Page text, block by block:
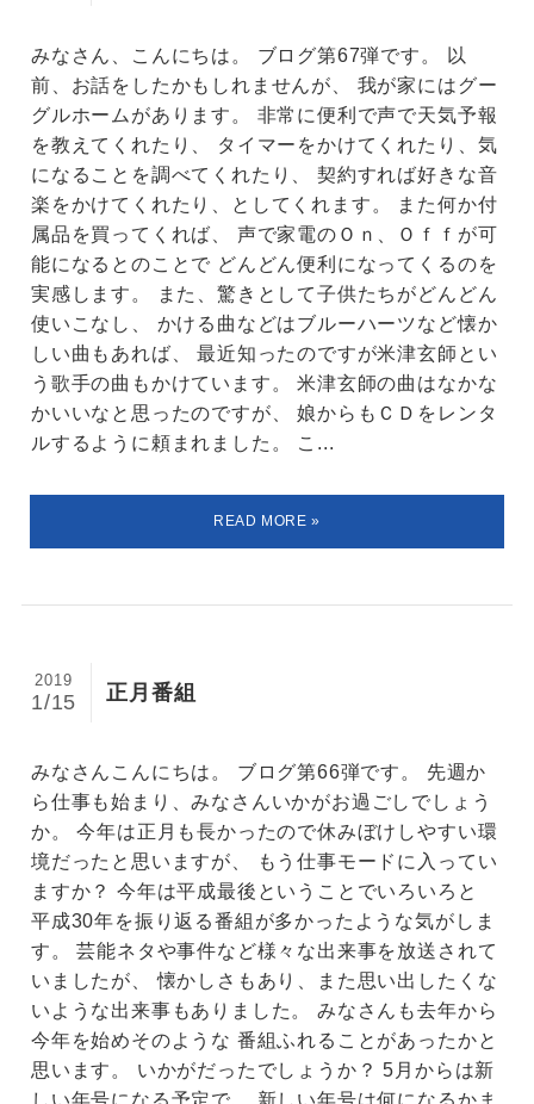
みなさん、こんにちは。 ブログ第67弾です。 以
前、お話をしたかもしれませんが、 我が家にはグー
グルホームがあります。 非常に便利で声で天気予報
を教えてくれたり、 タイマーをかけてくれたり、気
になることを調べてくれたり、 契約すれば好きな音
楽をかけてくれたり、としてくれます。 また何か付
属品を買ってくれば、 声で家電のＯｎ、Ｏｆｆが可
能になるとのことで どんどん便利になってくるのを
実感します。 また、驚きとして子供たちがどんどん
使いこなし、 かける曲などはブルーハーツなど懐か
しい曲もあれば、 最近知ったのですが米津玄師とい
う歌手の曲もかけています。 米津玄師の曲はなかな
かいいなと思ったのですが、 娘からもＣＤをレンタ
ルするように頼まれました。 こ...
正月番組
2019
1/15
みなさんこんにちは。 ブログ第66弾です。 先週か
ら仕事も始まり、みなさんいかがお過ごしでしょう
か。 今年は正月も長かったので休みぼけしやすい環
境だったと思いますが、 もう仕事モードに入ってい
ますか？ 今年は平成最後ということでいろいろと
平成30年を振り返る番組が多かったような気がしま
す。 芸能ネタや事件など様々な出来事を放送されて
いましたが、 懐かしさもあり、また思い出したくな
いような出来事もありました。 みなさんも去年から
今年を始めそのような 番組ふれることがあったかと
思います。 いかがだったでしょうか？ 5月からは新
しい年号になる予定で、 新しい年号は何になるかま